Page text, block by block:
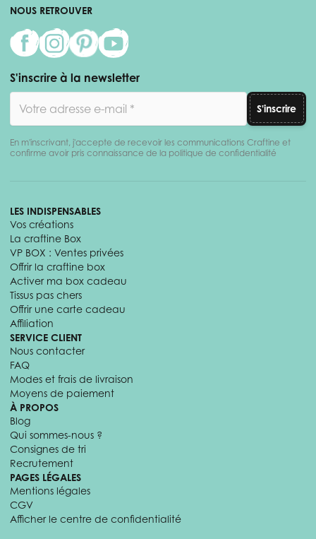
NOUS RETROUVER
S'inscrire à la newsletter
S'inscrire
En m'inscrivant, j'accepte de recevoir les communications Craftine et
confirme avoir pris connaissance de la politique de confidentialité
LES INDISPENSABLES
Vos créations
La craftine Box
VP BOX : Ventes privées
Offrir la craftine box
Activer ma box cadeau
Tissus pas chers
Offrir une carte cadeau
Affiliation
SERVICE CLIENT
Nous contacter
FAQ
Modes et frais de livraison
Moyens de paiement
À PROPOS
Blog
Qui sommes-nous ?
Consignes de tri
Recrutement
PAGES LÉGALES
Mentions légales
CGV
Afficher le centre de confidentialité